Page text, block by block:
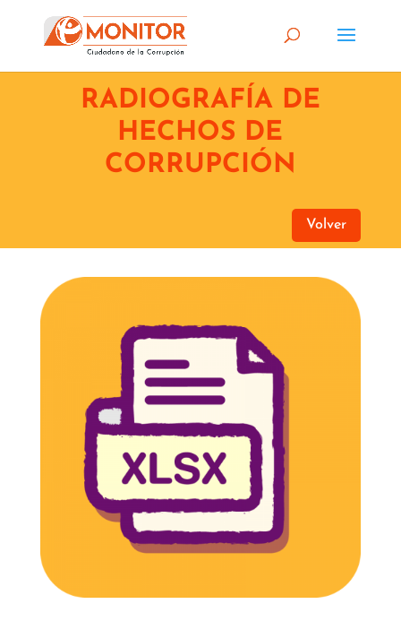
RADIOGRAFÍA DE
HECHOS DE
CORRUPCIÓN
Volver